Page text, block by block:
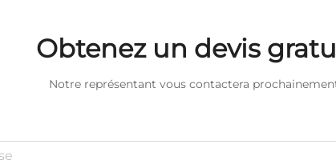
Obtenez un devis
Notre représentant vous contactera